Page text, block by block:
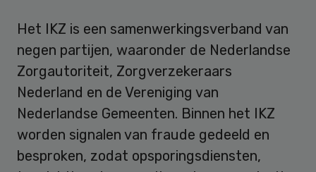
Het IKZ is een samenwerkingsverband van
negen partijen, waaronder de Nederlandse
Zorgautoriteit, Zorgverzekeraars
Nederland en de Vereniging van
Nederlandse Gemeenten. Binnen het IKZ
worden signalen van fraude gedeeld en
besproken, zodat opsporingsdiensten,